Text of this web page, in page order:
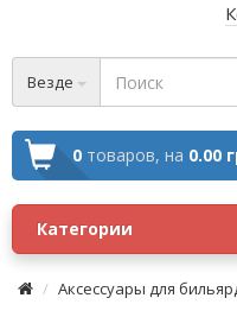
Везде
0 товаров, на 0.00
Категории
Аксессуары для